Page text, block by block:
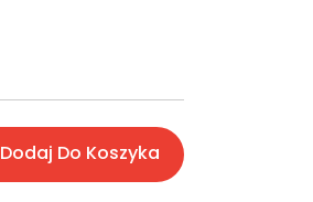
Dodaj Do Koszyka